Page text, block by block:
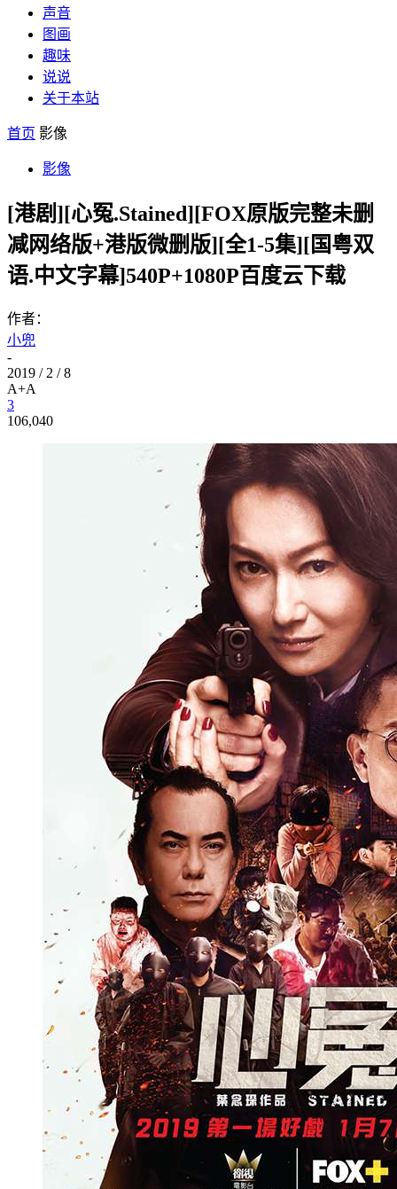
声音
图画
趣味
说说
关于本站
首页 影像
影像
[港剧][心冤.Stained][FOX原版完整未删
减网络版+港版微删版][全1-5集][国粤双
语.中文字幕]540P+1080P百度云下载
作者：
小兜
-
2019 / 2 / 8
A+A
3
106,040